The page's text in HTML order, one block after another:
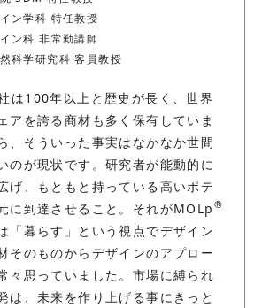
ン学科 特任教授
ン科 非常勤講師
科学研究科 客員教授
は100年以上と歴史が長く、世界
アを誇る商材も多く保有していま
、そういった事実はなかなか世間
のが現状です。研究者が能動的に
げ、もともと持っている高いポテ
に到達させること。それがMOLp ®
「暮らす」という視点でデザイン
そのものからデザインのアプロー
々思っていました。市場に縛られ
は、未来を作り上げる事にきっと